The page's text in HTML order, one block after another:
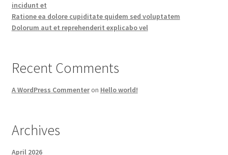
incidunt et
Ratione ea dolore cupiditate quidem sed voluptatem
Dolorum aut et reprehenderit explicabo vel
Recent Comments
A WordPress Commenteron Hello world!
Archives
April 2026